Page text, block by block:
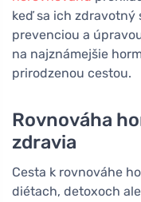
keď sa ich zdravotný
prevenciou a
na najznámejšie
prirodzenou cestou.
Rovnováha
zdravia
Cesta k rovnováhe
diétach, detoxoch